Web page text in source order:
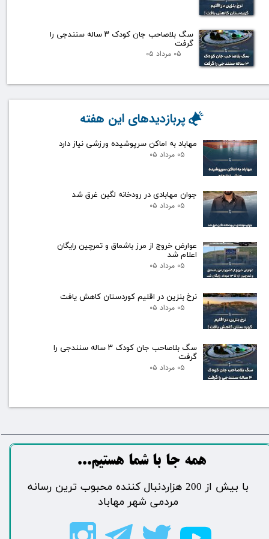
سگ بلاصاحب جان کودک ۳ ساله سنندجی را
گرفت
۰۵ مرداد ۰۵
مهاباد به اماکن سرپوشیده ورزشی نیاز دارد
۰۵ مرداد ۰۵
جوان مهابادی در رودخانه لگبن غرق شد
۰۵ مرداد ۰۵
عوارض خروج از مرز باشماق و تمرچین رایگان
اعلام شد
۰۵ مرداد ۰۵
نرخ بنزین در اقلیم کوردستان کاهش یافت
۰۵ مرداد ۰۵
سگ بلاصاحب جان کودک ۳ ساله سنندجی را
گرفت
۰۵ مرداد ۰۵
پربازدیدهای این هفته
​​​همه جا با شما هستیم...​​​​​​​​​​​​​​
​با بیش از 200 هزاردنبال کننده محبوب ترین رسانه
مردمی شهر مهاباد​​​​​​​​​​​​​​